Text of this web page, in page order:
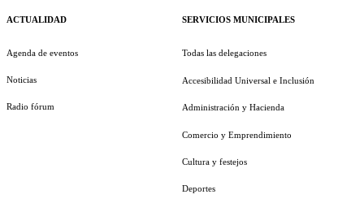
ACTUALIDAD
Agenda de eventos
Noticias
Radio fórum
SERVICIOS MUNICIPALES
Todas las delegaciones
Accesibilidad Universal e Inclusión
Administración y Hacienda
Comercio y Emprendimiento
Cultura y festejos
Deportes